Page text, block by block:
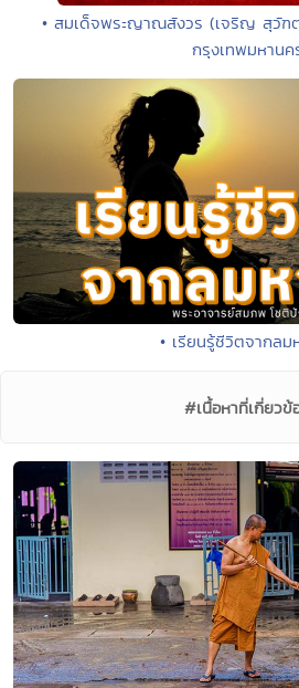
• สมเด็จพระญาณสังวร (เจริญ สุวัฑ
กรุงเทพมหานค
• เรียนรู้ชีวิตจากลม
#เนื้อหาที่เกี่ยวข้